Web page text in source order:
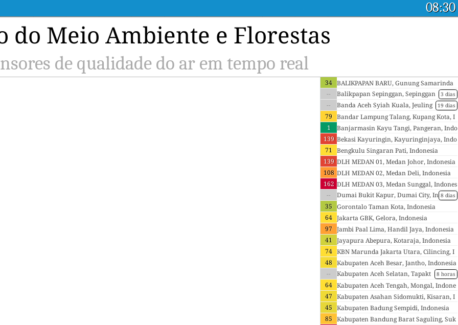
08:30
do Meio Ambiente e Florestas
de qualidade do ar em tempo real
34 BALIKPAPAN BARU, Gunung Samarinda
Baru, Indonesia
-- 3 dias
Balikpapan Sepinggan, Sepinggan
Baru, Indonesia
-- 19 dias
Banda Aceh Syiah Kuala, Jeuling
ke, Indonesia
79 Bandar Lampung Talang, Kupang Kota, I
ndonesia
1
Banjarmasin Kayu Tangi, Pangeran, Indo
nesia
139 Bekasi Kayuringin, Kayuringinjaya, Indo
nesia
71 Bengkulu Singaran Pati, Indonesia
139 DLH MEDAN 01, Medan Johor, Indonesia
108 DLH MEDAN 02, Medan Deli, Indonesia
162 DLH MEDAN 03, Medan Sunggal, Indones
ia
-- 8 dias
Dumai Bukit Kapur, Dumai City, In
donesia
35 Gorontalo Taman Kota, Indonesia
64 Jakarta GBK, Gelora, Indonesia
97 Jambi Paal Lima, Handil Jaya, Indonesia
41 Jayapura Abepura, Kotaraja, Indonesia
74 KBN Marunda Jakarta Utara, Cilincing, I
ndonesia
48 Kabupaten Aceh Besar, Jantho, Indonesia
--
8 horas
Kabupaten Aceh Selatan, Tapakt
uan, Indonesia
64 Kabupaten Aceh Tengah, Mongal, Indone
sia
47 Kabupaten Asahan Sidomukti, Kisaran, I
ndonesia
45 Kabupaten Badung Sempidi, Indonesia
85 Kabupaten Bandung Barat Saguling, Suk